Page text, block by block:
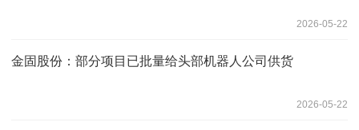
2026-05-22
金固股份：部分项目已批量给头部机器人公司供货
2026-05-22